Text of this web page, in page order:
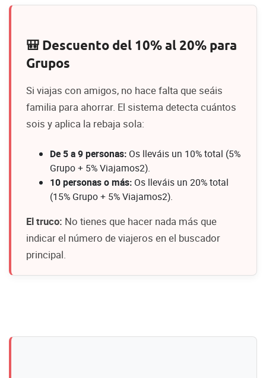
🎒 Descuento del 10% al 20% para
Grupos
Si viajas con amigos, no hace falta que seáis
familia para ahorrar. El sistema detecta cuántos
sois y aplica la rebaja sola:
De 5 a 9 personas: Os lleváis un 10% total (5%
Grupo + 5% Viajamos2).
10 personas o más: Os lleváis un 20% total
(15% Grupo + 5% Viajamos2).
El truco: No tienes que hacer nada más que
indicar el número de viajeros en el buscador
principal.